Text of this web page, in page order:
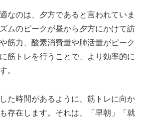
なのは、夕方であると言われていま
ムのピークが昼から夕方にかけて訪
筋力、酸素消費量や肺活量がピーク
筋トレを行うことで、より効率的に
。
た時間があるように、筋トレに向か
存在します。それは、「早朝」「就